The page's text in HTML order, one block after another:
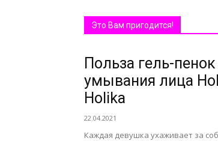
Это Вам пригодится!
Польза гель-
умывания лица
Holika
22.04.2021
Каждая девушка ухаживает за